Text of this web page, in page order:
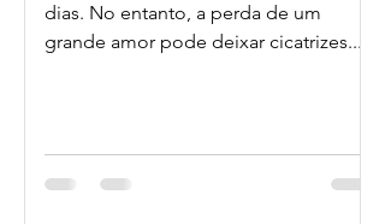
dias. No entanto, a perda de um
grande amor pode deixar cicatrizes...